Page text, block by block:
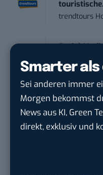
Smarter als
Sei anderen immer
Morgen bekommst
News aus KI, Green
direkt, exklusiv und
trendtours
Social
(m/w/d)
Dr. Meyer &
Compa...in
Social